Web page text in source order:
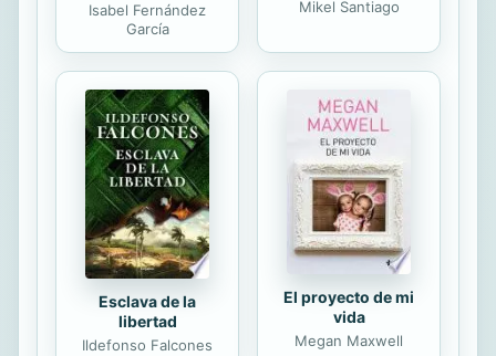
Isabel Fernández
García
Mikel Santiago
Esclava de la
libertad
Ildefonso Falcones
El proyecto de mi
vida
Megan Maxwell